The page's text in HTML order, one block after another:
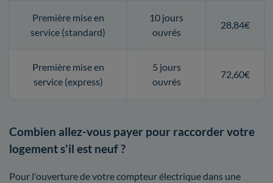
Première mise en
service (standard)
10 jours
ouvrés
28,84€
Première mise en
service (express)
5 jours
ouvrés
72,60€
Combien allez-vous payer pour raccorder votre
logement s'il est neuf ?
Pour l'ouverture de votre compteur électrique dans une